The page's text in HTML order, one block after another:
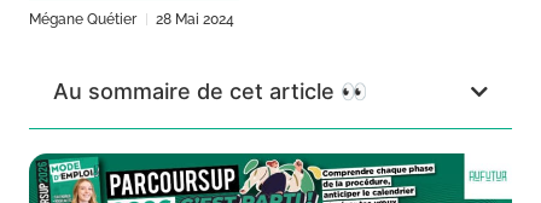
Mégane Quétier 28 Mai 2024
Au sommaire de cet article 👀